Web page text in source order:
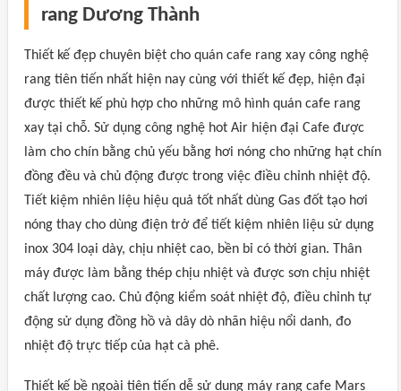
rang Dương Thành
Thiết kế đẹp chuyên biệt cho quán cafe rang xay công nghệ
rang tiên tiến nhất hiện nay cùng với thiết kế đẹp, hiện đại
được thiết kế phù hợp cho những mô hình quán cafe rang
xay tại chỗ. Sử dụng công nghệ hot Air hiện đại Cafe được
làm cho chín bằng chủ yếu bằng hơi nóng cho những hạt chín
đồng đều và chủ động được trong việc điều chỉnh nhiệt độ.
Tiết kiệm nhiên liệu hiệu quả tốt nhất dùng Gas đốt tạo hơi
nóng thay cho dùng điện trở để tiết kiệm nhiên liệu sử dụng
inox 304 loại dày, chịu nhiệt cao, bền bỉ có thời gian. Thân
máy được làm bằng thép chịu nhiệt và được sơn chịu nhiệt
chất lượng cao. Chủ động kiểm soát nhiệt độ, điều chỉnh tự
động sử dụng đồng hồ và dây dò nhãn hiệu nổi danh, đo
nhiệt độ trực tiếp của hạt cà phê.
Thiết kế bề ngoài tiên tiến dễ sử dụng máy rang cafe Mars